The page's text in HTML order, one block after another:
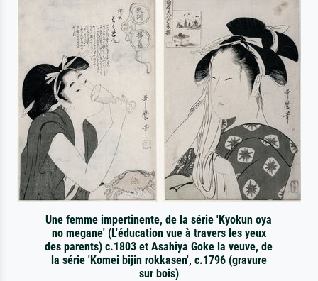
Une femme impertinente, de la série 'Kyokun oya
no megane' (L'éducation vue à travers les yeux
des parents) c.1803 et Asahiya Goke la veuve, de
la série 'Komei bijin rokkasen', c.1796 (gravure
sur bois)